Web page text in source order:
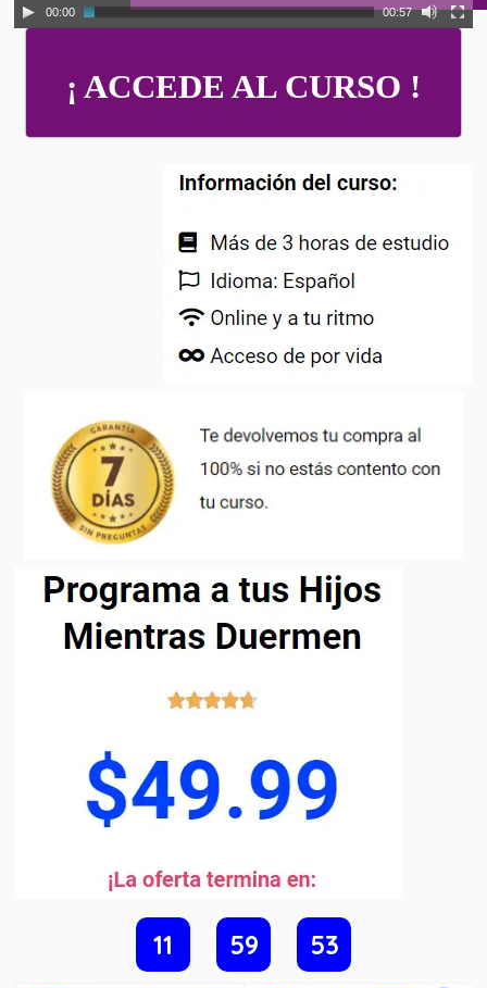
00:00 00:57
¡ ACCEDE AL CURSO !
11 59 52